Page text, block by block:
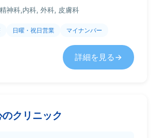
神科,内科, 外科, 皮膚科
日曜・祝日営業 マイナンバー
詳細を見る
クリニック